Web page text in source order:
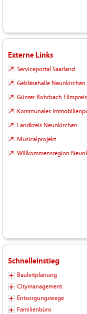
Externe Links
Serviceportal Saarland
Gebläsehalle Neunkirchen
Günter Rohrbach Filmpreis
Kommunales
Landkreis Neunkirchen
Musicalprojekt
Willkommensregion
Schnelleinstieg
Bauleitplanung
Citymanagement
Entsorgungswege
Familienbüro